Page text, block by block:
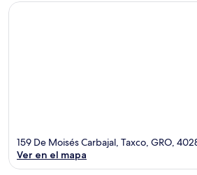
159 De Moisés Carbajal, Taxco, GRO,
Ver en el mapa